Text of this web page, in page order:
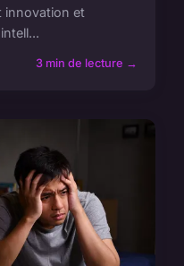
innovation et
3 min de lecture →